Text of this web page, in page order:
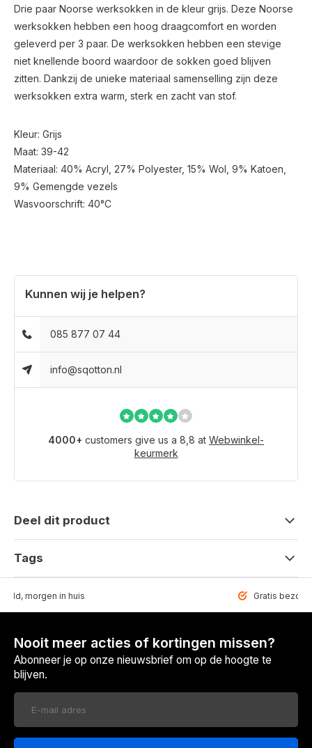
Drie paar Noorse werksokken in de kleur grijs. Deze Noorse
werksokken hebben een hoog draagcomfort en worden
geleverd per 3 paar. De werksokken hebben een stevige
niet knellende boord waardoor de sokken goed blijven
zitten. Dankzij de unieke materiaal samenselling zijn deze
werksokken extra warm, sterk en zacht van stof.
Kleur: Grijs
Maat: 39-42
Materiaal: 40% Acryl, 27% Polyester, 15% Wol, 9% Katoen,
9% Gemengde vezels
Wasvoorschrift: 40°C
Kunnen wij je helpen?
085 877 07 44
info@sqotton.nl
4000+ customers give us a 8,8 at Webwinkel-
keurmerk
Deel dit product
Tags
morgen in huis Gratis
Nooit meer acties of kortingen missen?
Abonneer je op onze nieuwsbrief om op de hoogte te
blijven.